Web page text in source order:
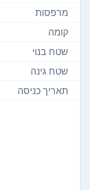
מרפסות
קומה
שטח בנוי
שטח גינה
תאריך כניסה